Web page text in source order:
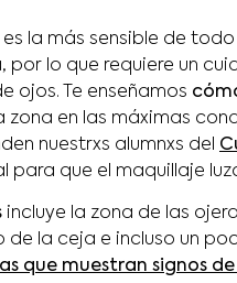
la más sensible de
por lo que requiere un
ojos. Te enseñamos
en las máximas
nuestrxs alumnxs del
para que el maquillaje
incluye la zona de las
la ceja e incluso un
que muestran signos